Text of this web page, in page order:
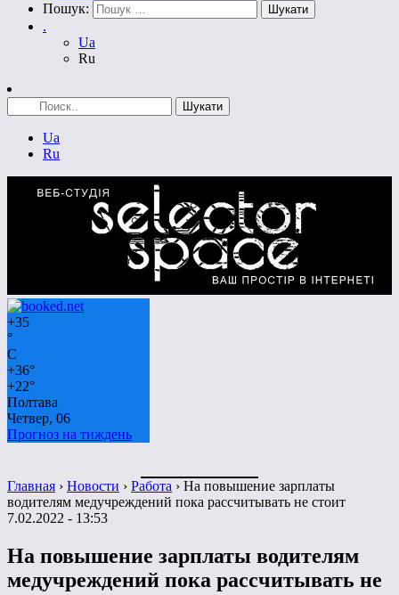
Пошук:
.
Ua
Ru
Ua
Ru
+35
°
C
+36°
+22°
Полтава
Четвер, 06
Прогноз на тиждень
Главная › Новости › Работа › На повышение зарплаты
водителям медучреждений пока рассчитывать не стоит
7.02.2022 - 13:53
На повышение зарплаты водителям
медучреждений пока рассчитывать не